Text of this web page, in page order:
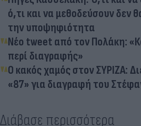
ό,τι και να μεθοδεύσουν δεν
την υποψηφιότητα
Νέο tweet από τον Πολάκη:
περί διαγραφής»
Ο κακός χαμός στον ΣΥΡΙΖΑ:
«87» για διαγραφή του
Διάβασε περισσότερα